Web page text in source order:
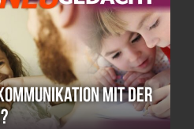
mit der